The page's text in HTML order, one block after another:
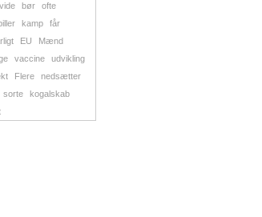
bør
ofte
kamp
får
EU
Mænd
vaccine
udvikling
Flere
nedsætter
sorte
kogalskab